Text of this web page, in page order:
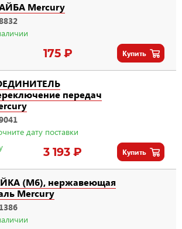
Mercury
175 ₽ Купить
передач
дату поставки
3 193 ₽ Купить
(M6), нержавеющая
Mercury